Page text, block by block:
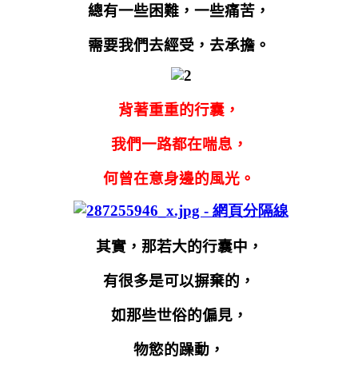
總有一些困難，一些痛苦，
需要我們去經受，去承擔。
背著重重的行囊，
我們一路都在喘息，
何曾在意身邊的風光。
其實，那若大的行囊中，
有很多是可以摒棄的，
如那些世俗的偏見，
物慾的躁動，